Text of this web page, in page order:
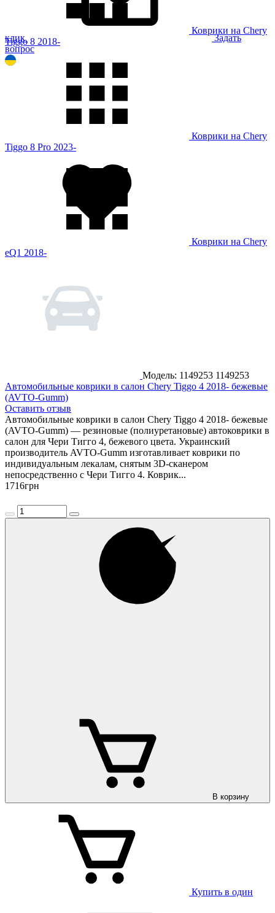
Коврики на Chery
Tiggo 8 2018-
Коврики на Chery
Tiggo 8 Pro 2023-
Коврики на Chery
eQ1 2018-
клик
Задать
вопрос
Модель: 1149253 1149253
Автомобильные коврики в салон Chery Tiggo 4 2018- бежевые
(AVTO-Gumm)
Оставить отзыв
Автомобильные коврики в салон Chery Tiggo 4 2018- бежевые
(AVTO-Gumm) — резиновые (полиуретановые) автоковрики в
салон для Чери Тигго 4, бежевого цвета. Украинский
производитель AVTO-Gumm изготавливает коврики по
индивидуальным лекалам, снятым 3D-сканером
непосредственно с Чери Тигго 4. Коврик...
1716грн
В корзину
Купить в один